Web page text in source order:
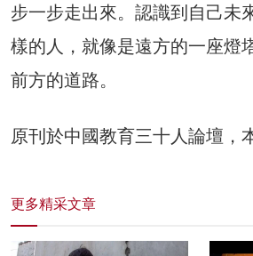
步一步走出來。認識到自己未
樣的人，就像是遠方的一座燈
前方的道路。
原刊於中國教育三十人論壇，
更多精采文章